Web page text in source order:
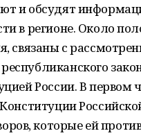
и обсудят
в регионе. Около
связаны с
России. В первом
которые ей